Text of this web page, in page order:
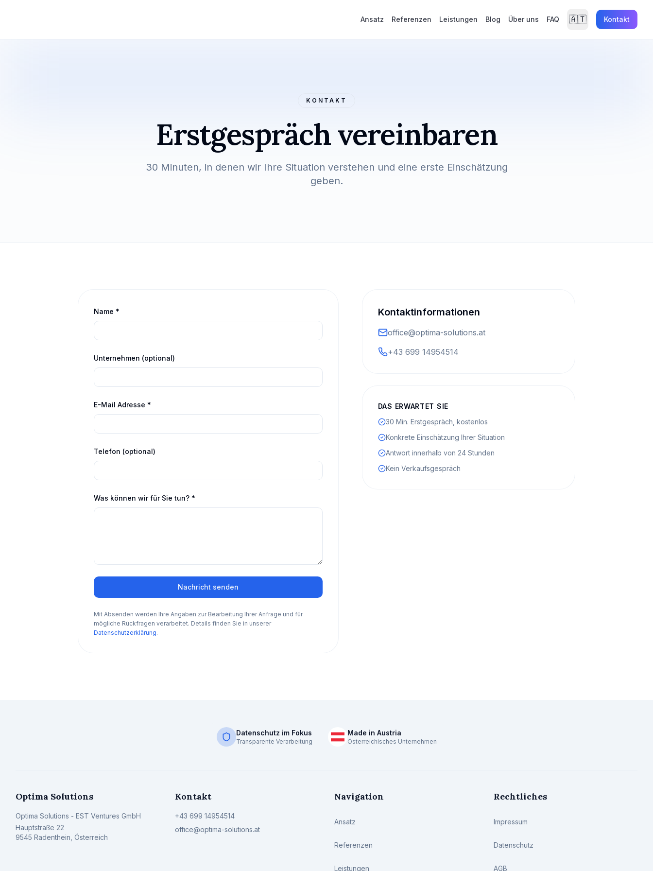
Ansatz Referenzen Leistungen Blog Über uns FAQ 🇦🇹 Kontakt
KONTAKT
Erstgespräch vereinbaren
30 Minuten, in denen wir Ihre Situation verstehen und eine erste Einschätzung
geben.
Name *
Unternehmen (optional)
E-Mail Adresse *
Telefon (optional)
Was können wir für Sie tun? *
Nachricht senden
Mit Absenden werden Ihre Angaben zur Bearbeitung Ihrer Anfrage und für
mögliche Rückfragen verarbeitet. Details finden Sie in unserer
Datenschutzerklärung.
Kontaktinformationen
office@optima-solutions.at
+43 699 14954514
DAS ERWARTET SIE
30 Min. Erstgespräch, kostenlos
Konkrete Einschätzung Ihrer Situation
Antwort innerhalb von 24 Stunden
Kein Verkaufsgespräch
Datenschutz im Fokus
Transparente Verarbeitung
Made in Austria
Österreichisches Unternehmen
Optima Solutions
Optima Solutions - EST Ventures GmbH
Hauptstraße 22
9545 Radenthein Österreich
Kontakt
+43 699 14954514
office@optima-solutions.at
Navigation
Ansatz
Referenzen
Leistungen
Rechtliches
Impressum
Datenschutz
AGB